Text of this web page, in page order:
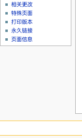
相关更改
特殊页面
打印版本
永久链接
页面信息